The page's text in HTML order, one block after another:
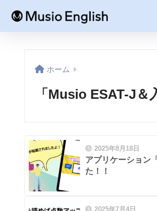
ホーム
「Musio ESAT-J＆
2025年8月18日
アプリケーション
た！！
2025年7月4日